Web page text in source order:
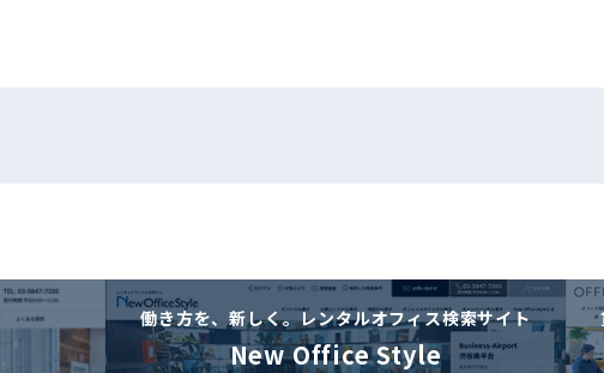
働き方を、新しく。レンタルオフィス検索サイト
New Office Style